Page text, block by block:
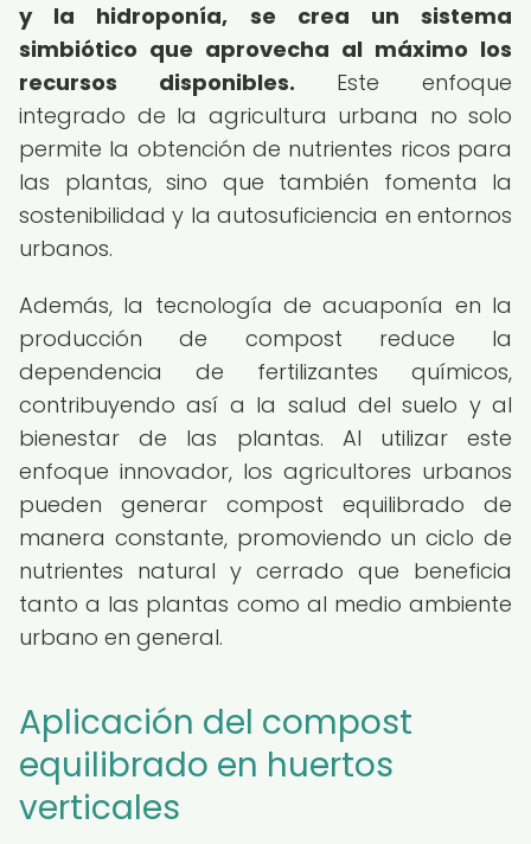
y la hidroponía, se crea un sistema
simbiótico que aprovecha al máximo los
recursos disponibles. Este enfoque
integrado de la agricultura urbana no solo
permite la obtención de nutrientes ricos para
las plantas, sino que también fomenta la
sostenibilidad y la autosuficiencia en entornos
urbanos.
Además, la tecnología de acuaponía en la
producción de compost reduce la
dependencia de fertilizantes químicos,
contribuyendo así a la salud del suelo y al
bienestar de las plantas. Al utilizar este
enfoque innovador, los agricultores urbanos
pueden generar compost equilibrado de
manera constante, promoviendo un ciclo de
nutrientes natural y cerrado que beneficia
tanto a las plantas como al medio ambiente
urbano en general.
Aplicación del compost
equilibrado en huertos
verticales